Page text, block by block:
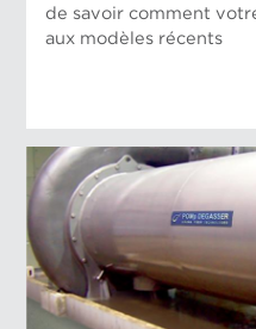
de savoir comment
aux modèles récents